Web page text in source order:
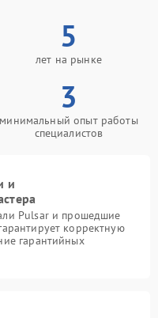
5
лет на рынке
3
минимальный опыт работы
специалистов
и
Pulsar и прошедшие
корректную
гарантийных